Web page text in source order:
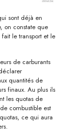
sont déjà en
on constate que
fait le transport et le
de carburants
quantités de
finaux. Au plus ils
les quotas de
combustible est
ce qui aura